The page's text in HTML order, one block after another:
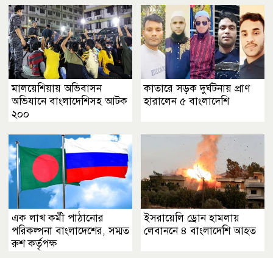
মালয়েশিয়ায় অভিবাসন
অভিযানে বাংলাদেশিসহ আটক
২০০
কাতারে সড়ক দুর্ঘটনায় প্রাণ
হারালেন ৫ বাংলাদেশি
এক লাখ কর্মী পাঠানোর
পরিকল্পনা বাংলাদেশের, সম্মত
রুশ কর্তৃপক্ষ
ইসরায়েলি ড্রোন হামলায়
লেবাননে ৪ বাংলাদেশি আহত